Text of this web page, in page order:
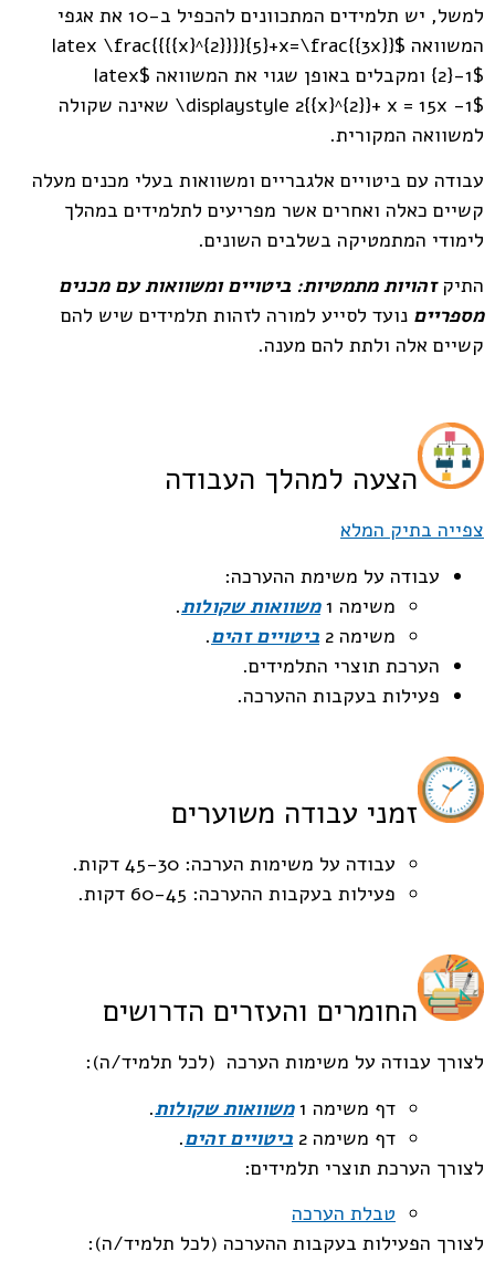
למשל, יש תלמידים המתכוונים להכפיל ב-10 את אגפי
המשוואה $latex \frac{{{{x}^{2}}}}{5}+x=\frac{{3x}}
{2}-1$ ומקבלים באופן שגוי את המשוואה $latex
\displaystyle 2{{x}^{2}}+ x = 15x -1$ שאינה שקולה
למשוואה המקורית.
עבודה עם ביטויים אלגבריים ומשוואות בעלי מכנים מעלה
קשיים כאלה ואחרים אשר מפריעים לתלמידים במהלך
לימודי המתמטיקה בשלבים השונים.
התיקזהויות מתמטיות: ביטויים ומשוואות עם מכנים
מספריים נועד לסייע למורה לזהות תלמידים שיש להם
קשיים אלה ולתת להם מענה.
הצעה למהלך העבודה
צפייה בתיק המלא
עבודה על משימת ההערכה:
משימה 1
משוואות שקולות.
משימה 2
ביטויים זהים.
הערכת תוצרי התלמידים.
פעילות בעקבות ההערכה.
זמני עבודה משוערים
עבודה על משימות הערכה: 45-30 דקות.
פעילות בעקבות ההערכה: 60-45 דקות.
החומרים והעזרים הדרושים
לצורך עבודה על משימות הערכה (לכל תלמיד/ה):
דף משימה 1
משוואות שקולות.
דף משימה 2
ביטויים זהים.
לצורך הערכת תוצרי תלמידים:
טבלת הערכה
לצורך הפעילות בעקבות ההערכה (לכל תלמיד/ה):